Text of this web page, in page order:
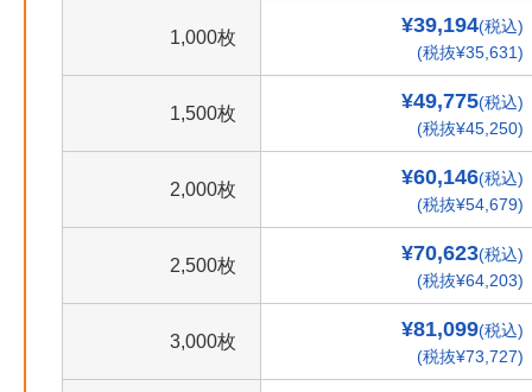
1,000枚
¥39,194(税込)
(税抜¥35,631)
1,500枚
¥49,775(税込)
(税抜¥45,250)
2,000枚
¥60,146(税込)
(税抜¥54,679)
2,500枚
¥70,623(税込)
(税抜¥64,203)
3,000枚
¥81,099(税込)
(税抜¥73,727)